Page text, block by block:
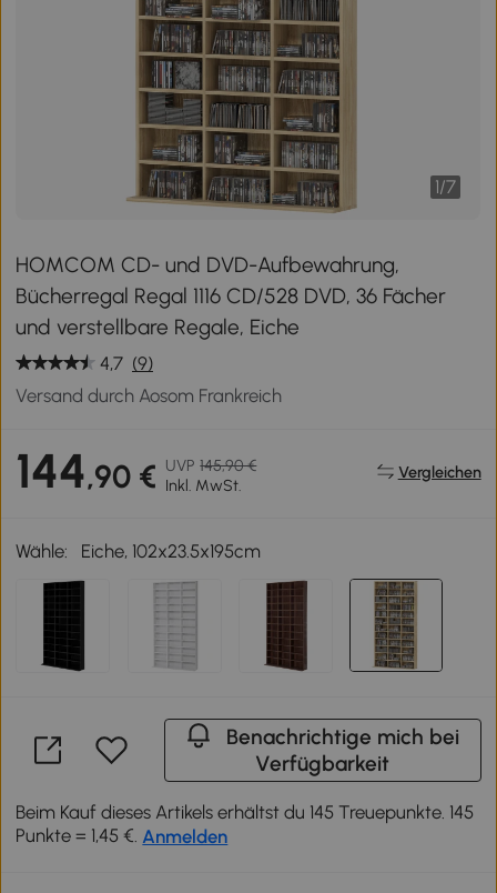
1/7
HOMCOM CD- und DVD-Aufbewahrung,
Bücherregal Regal 1116 CD/528 DVD, 36 Fächer
und verstellbare Regale, Eiche
4,7 (9)
Versand durch Aosom Frankreich
144,90 € UVP 145,90 €
Inkl. MwSt.
Vergleichen
Wähle: Eiche, 102x23.5x195cm
Benachrichtige mich bei
Verfügbarkeit
Beim Kauf dieses Artikels erhältst du 145 Treuepunkte. 145
Punkte = 1,45 €. Anmelden